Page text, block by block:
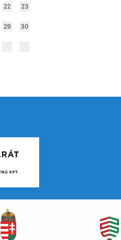
22 23
29 30